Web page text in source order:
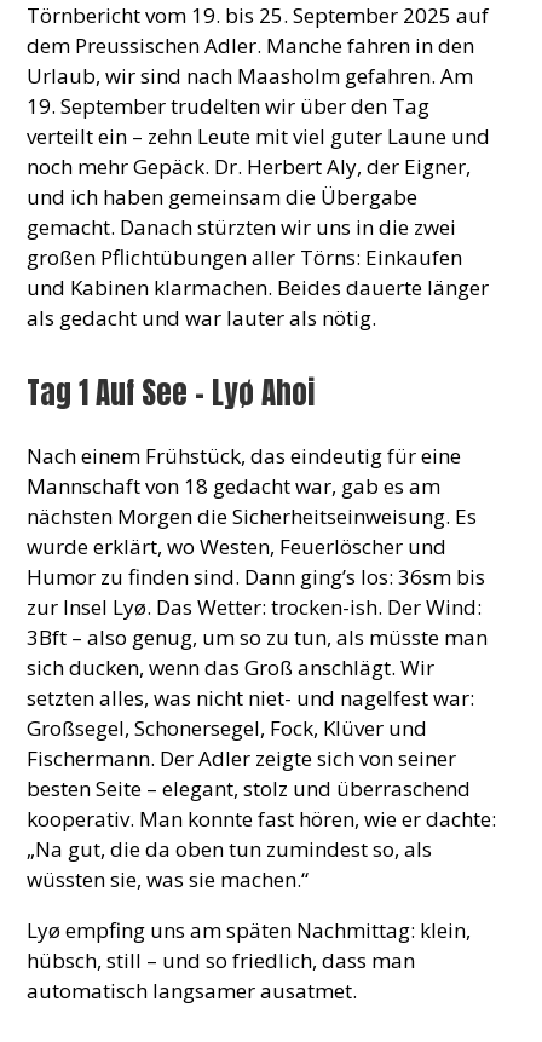
Törnbericht vom 19. bis 25. September 2025 auf
dem Preussischen Adler. Manche fahren in den
Urlaub, wir sind nach Maasholm gefahren. Am
19. September trudelten wir über den Tag
verteilt ein – zehn Leute mit viel guter Laune und
noch mehr Gepäck. Dr. Herbert Aly, der Eigner,
und ich haben gemeinsam die Übergabe
gemacht. Danach stürzten wir uns in die zwei
großen Pflichtübungen aller Törns: Einkaufen
und Kabinen klarmachen. Beides dauerte länger
als gedacht und war lauter als nötig.
Tag 1 Auf See – Lyø Ahoi
Nach einem Frühstück, das eindeutig für eine
Mannschaft von 18 gedacht war, gab es am
nächsten Morgen die Sicherheitseinweisung. Es
wurde erklärt, wo Westen, Feuerlöscher und
Humor zu finden sind. Dann ging’s los: 36sm bis
zur Insel Lyø. Das Wetter: trocken-ish. Der Wind:
3Bft – also genug, um so zu tun, als müsste man
sich ducken, wenn das Groß anschlägt. Wir
setzten alles, was nicht niet- und nagelfest war:
Großsegel, Schonersegel, Fock, Klüver und
Fischermann. Der Adler zeigte sich von seiner
besten Seite – elegant, stolz und überraschend
kooperativ. Man konnte fast hören, wie er dachte:
„Na gut, die da oben tun zumindest so, als
wüssten sie, was sie machen.“
Lyø empfing uns am späten Nachmittag: klein,
hübsch, still – und so friedlich, dass man
automatisch langsamer ausatmet.